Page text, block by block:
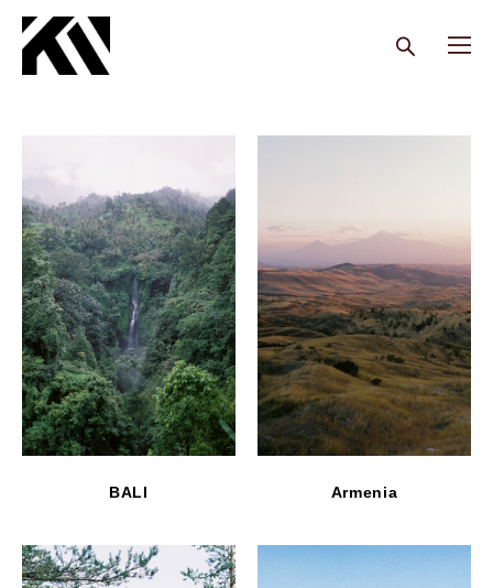
BALI Armenia